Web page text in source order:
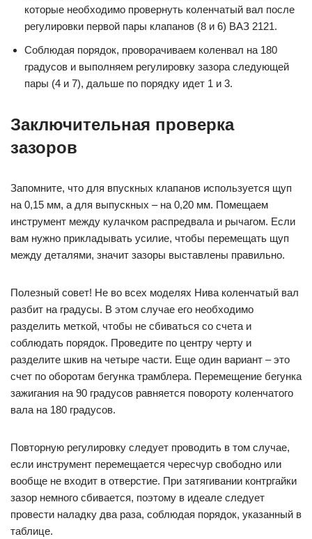
которые необходимо провернуть коленчатый вал после
регулировки первой пары клапанов (8 и 6) ВАЗ 2121.
Соблюдая порядок, проворачиваем коленвал на 180
градусов и выполняем регулировку зазора следующей
пары (4 и 7), дальше по порядку идет 1 и 3.
Заключительная проверка
зазоров
Запомните, что для впускных клапанов используется щуп
на 0,15 мм, а для выпускных – на 0,20 мм. Помещаем
инструмент между кулачком распредвала и рычагом. Если
вам нужно прикладывать усилие, чтобы перемещать щуп
между деталями, значит зазоры выставлены правильно.
Полезный совет! Не во всех моделях Нива коленчатый вал
разбит на градусы. В этом случае его необходимо
разделить меткой, чтобы не сбиваться со счета и
соблюдать порядок. Проведите по центру черту и
разделите шкив на четыре части. Еще один вариант – это
счет по оборотам бегунка трамблера. Перемещение бегунка
зажигания на 90 градусов равняется повороту коленчатого
вала на 180 градусов.
Повторную регулировку следует проводить в том случае,
если инструмент перемещается чересчур свободно или
вообще не входит в отверстие. При затягивании контргайки
зазор немного сбивается, поэтому в идеале следует
провести наладку два раза, соблюдая порядок, указанный в
таблице.